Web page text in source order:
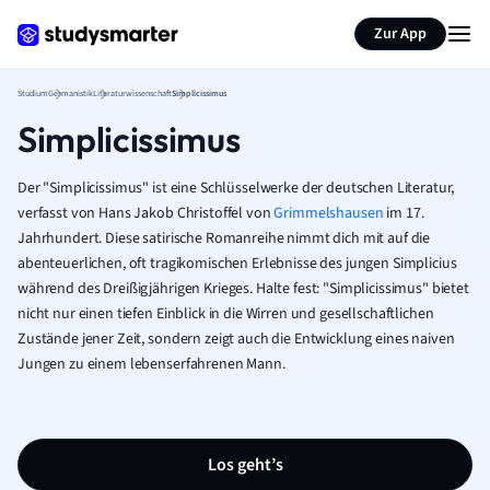
Zur App
StudiumGermanistikLiteraturwissenschaftSimplicissimus
Simplicissimus
Der "Simplicissimus" ist eine Schlüsselwerke der deutschen Literatur,
verfasst von Hans Jakob Christoffel vonGrimmelshausen im 17.
Jahrhundert. Diese satirische Romanreihe nimmt dich mit auf die
abenteuerlichen, oft tragikomischen Erlebnisse des jungen Simplicius
während des Dreißigjährigen Krieges. Halte fest: "Simplicissimus" bietet
nicht nur einen tiefen Einblick in die Wirren und gesellschaftlichen
Zustände jener Zeit, sondern zeigt auch die Entwicklung eines naiven
Jungen zu einem lebenserfahrenen Mann.
Los geht’s